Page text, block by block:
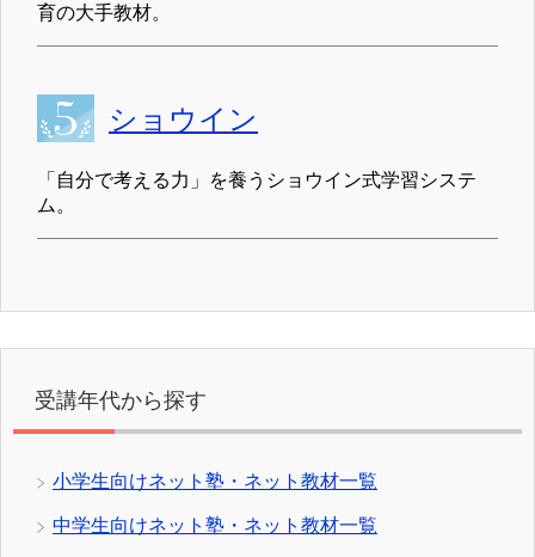
育の大手教材。
ショウイン
「自分で考える力」を養うショウイン式学習システ
ム。
受講年代から探す
小学生向けネット塾・ネット教材一覧
中学生向けネット塾・ネット教材一覧